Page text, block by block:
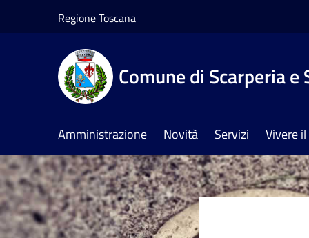
Regione Toscana
Comune di Scarperia e
Amministrazione Novità Servizi Vivere